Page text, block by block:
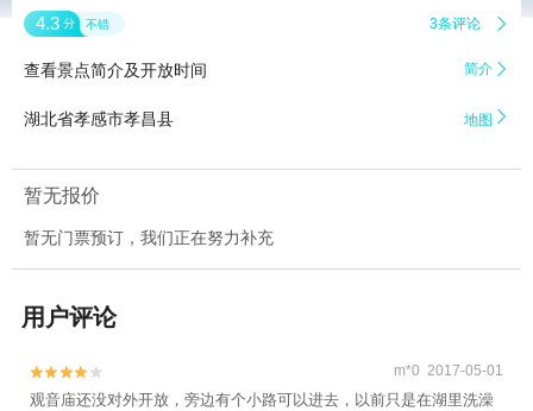
4.3 分 不错 3条评论 
查看景点简介及开放时间 简介 
湖北省孝感市孝昌县 地图 
暂无报价
暂无门票预订，我们正在努力补充
用户评论

 m*0 2017-05-01
观音庙还没对外开放，旁边有个小路可以进去，以前只是在湖里洗澡